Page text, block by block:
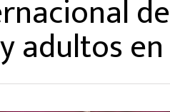
adultos